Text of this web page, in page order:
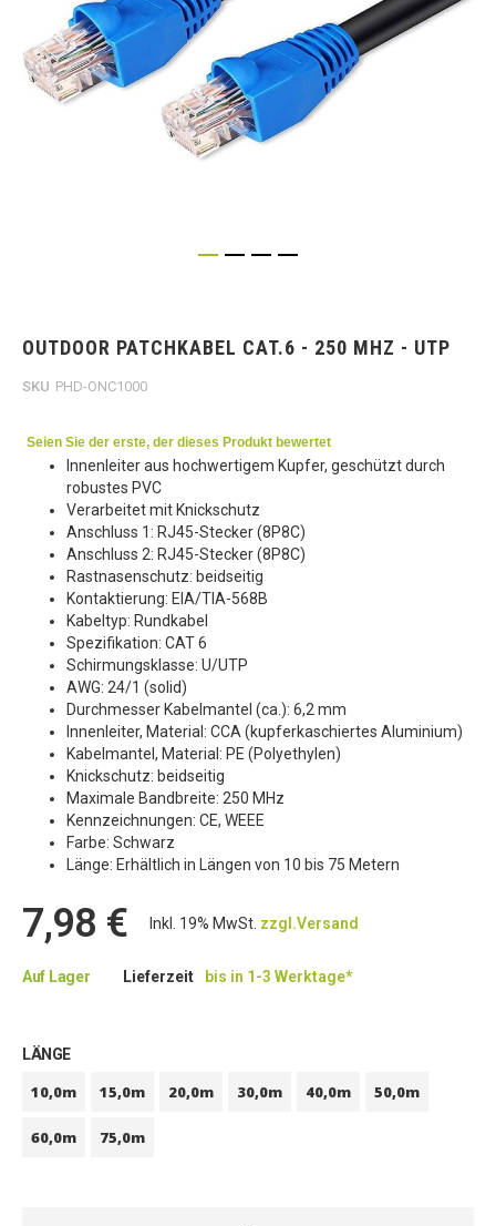
OUTDOOR PATCHKABEL CAT.6 - 250 MHZ - UTP
SKU PHD-ONC1000
Seien Sie der erste, der dieses Produkt bewertet
Innenleiter aus hochwertigem Kupfer, geschützt durch
robustes PVC
Verarbeitet mit Knickschutz
Anschluss 1: RJ45-Stecker (8P8C)
Anschluss 2: RJ45-Stecker (8P8C)
Rastnasenschutz: beidseitig
Kontaktierung: EIA/TIA-568B
Kabeltyp: Rundkabel
Spezifikation: CAT 6
Schirmungsklasse: U/UTP
AWG: 24/1 (solid)
Durchmesser Kabelmantel (ca.): 6,2 mm
Innenleiter, Material: CCA (kupferkaschiertes Aluminium)
Kabelmantel, Material: PE (Polyethylen)
Knickschutz: beidseitig
Maximale Bandbreite: 250 MHz
Kennzeichnungen: CE, WEEE
Farbe: Schwarz
Länge: Erhältlich in Längen von 10 bis 75 Metern
7,98 € Inkl. 19% MwSt. zzgl.Versand
Auf Lager Lieferzeit bis in 1-3 Werktage*
LÄNGE
10,0m 15,0m 20,0m 30,0m 40,0m 50,0m
60,0m 75,0m
beginning
the
gallery